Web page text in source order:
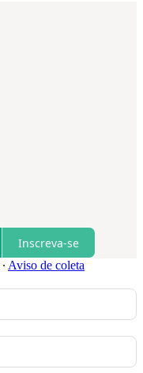
Inscreva-se
∙ Aviso de coleta